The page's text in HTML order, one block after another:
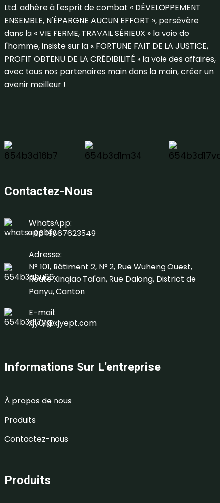
Ltd. adhère à l'esprit de combat « DÉVELOPPEMENT
ENSEMBLE, N'ÉPARGNE AUCUN EFFORT », persévère
dans la « VIE FERME, TRAVAIL SÉRIEUX » la voie de
l'homme, insiste sur la « FORTUNE FAIT DE LA JUSTICE,
PROFIT OBTENU DE LA CRÉDIBILITÉ » la voie des affaires,
avec tous nos partenaires main dans la main, créer un
avenir meilleur !
Contactez-Nous
WhatsApp:
+86 19867623549
Adresse:
N° 101, Bâtiment 2, N° 2, Rue Wuheng Ouest,
Route Xinqiao Tai'an, Rue Dalong, District de
Panyu, Canton
E-mail:
xjy01@xjyept.com
Informations Sur L'entreprise
À propos de nous
Produits
Contactez-nous
Produits